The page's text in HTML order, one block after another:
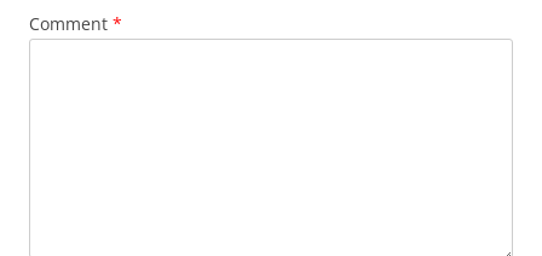
Comment *